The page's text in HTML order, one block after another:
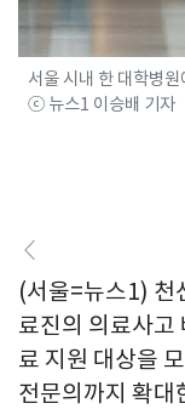
서울 시내 한 대학병
ⓒ 뉴스1 이승배 기자
(서울=뉴스1) 천
료진의 의료사고
료 지원 대상을
전문의까지 확대